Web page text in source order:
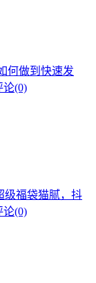
何做到快速发
论(0)
级福袋猫腻，抖
论(0)